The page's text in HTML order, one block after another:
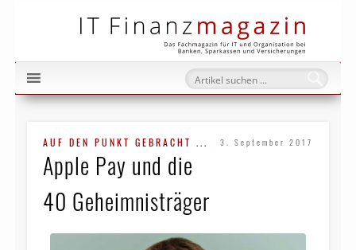
AUF DEN PUNKT GEBRACHT ... 3. September 2017
Apple Pay und die
40 Geheimnisträger